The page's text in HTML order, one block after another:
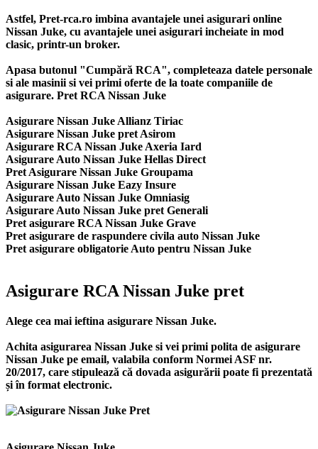
Astfel, Pret-rca.ro imbina avantajele unei asigurari online
Nissan Juke, cu avantajele unei asigurari incheiate in mod
clasic, printr-un broker.
Apasa butonul "Cumpără RCA", completeaza datele personale
si ale masinii si vei primi oferte de la toate companiile de
asigurare. Pret RCA Nissan Juke
Asigurare Nissan Juke Allianz Tiriac
Asigurare Nissan Juke pret Asirom
Asigurare RCA Nissan Juke Axeria Iard
Asigurare Auto Nissan Juke Hellas Direct
Pret Asigurare Nissan Juke Groupama
Asigurare Nissan Juke Eazy Insure
Asigurare Auto Nissan Juke Omniasig
Asigurare Auto Nissan Juke pret Generali
Pret asigurare RCA Nissan Juke Grave
Pret asigurare de raspundere civila auto Nissan Juke
Pret asigurare obligatorie Auto pentru Nissan Juke
Asigurare RCA Nissan Juke pret
Alege cea mai ieftina asigurare Nissan Juke.
Achita asigurarea Nissan Juke si vei primi polita de asigurare
Nissan Juke pe email, valabila conform Normei ASF nr.
20/2017, care stipulează că dovada asigurării poate fi prezentată
și în format electronic.